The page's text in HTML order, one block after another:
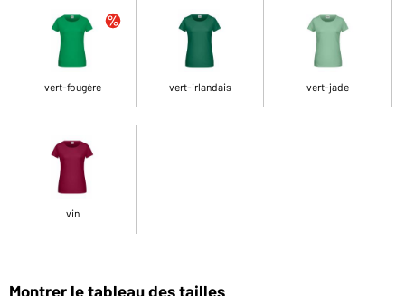
vert-fougère vert-irlandais vert-jade
vin
Montrer le tableau des tailles